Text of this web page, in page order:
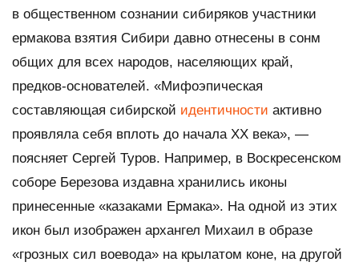
в общественном сознании сибиряков участники
ермакова взятия Сибири давно отнесены в сонм
общих для всех народов, населяющих край,
предков-основателей. «Мифоэпическая
составляющая сибирской идентичности активно
проявляла себя вплоть до начала ХХ века», —
поясняет Сергей Туров. Например, в Воскресенском
соборе Березова издавна хранились иконы
принесенные «казаками Ермака». На одной из этих
икон был изображен архангел Михаил в образе
«грозных сил воевода» на крылатом коне, на другой